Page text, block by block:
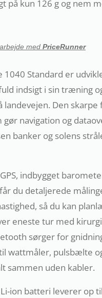
på kun 126 g og nem
med PriceRunner
1040 Standard er
indsigt i sin træning
landevejen. Den skarpe
navigation og
banker og solens
indbygget
du detaljerede
så du kan
eneste tur med
sørger for
wattmåler, pulsbælte
sammen uden kabler.
ion batteri leverer op